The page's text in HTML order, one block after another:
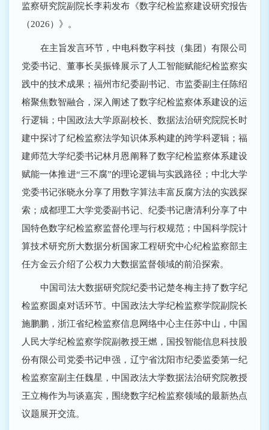
监察研究院副院长李莉发布《数字纪检监察建设研究报告
（2026）》。
在主旨发言环节，中电科数字科技（集团）有限公司
党委书记、董事长吴振锋展示了人工智能赋能纪检监察实
践中的技术成果；福州市纪委副书记、市监委副主任陈绍
榕聚焦数智融合，深入阐述了数字纪检监察体系建设的运
行逻辑；中国政法大学原副校长、数据法治研究院院长时
建中探讨了纪检监察法学知识体系构建的跨学科逻辑；福
建师范大学纪委书记林月恩阐释了数字纪检监察体系建设
赋能一体推进“三不腐”的理论逻辑与实践路径；中北大学
党委书记张晓永分享了用数字算法丰富反腐方法的实践探
索；成都理工大学党委副书记、纪委书记唐清利分享了中
国特色数字纪检监察监督伦理与行权规范；中国科学院计
算技术研究所大数据分析国家工程研究中心纪检监察部主
任方金云介绍了公权力大数据监督领域的前沿探索。
中国司法大数据研究院纪委书记楚冬梅主持了数字纪
检监察圆桌对话环节。中国政法大学纪检监察学院副院长
施鹏鹏，浙江省纪检监察信息网络中心主任苏中山，中国
人民大学纪检监察学院副教授王燃，国投智能信息科技股
份有限公司党委书记申强，辽宁省沈阳市纪委监委第一纪
检监察室副主任魏星，中国政法大学数据法治研究院教授
王立梅作为与谈嘉宾，围绕数字纪检监察领域的最新热点
议题展开交流。